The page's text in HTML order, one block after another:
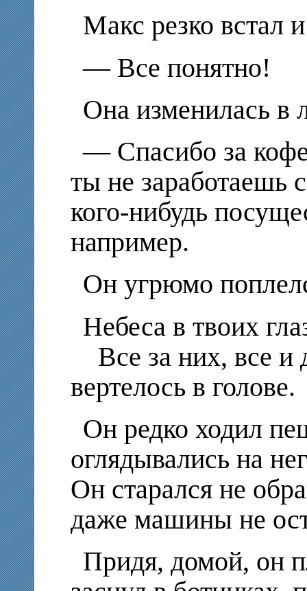
Макс резко встал
— Все понятно!
Она изменилась в
— Спасибо за
ты не заработаешь
кого-нибудь
например.
Он угрюмо
Небеса в твоих
Все за них, все
вертелось в голове.
Он редко ходил
оглядывались на
Он старался не
даже машины не
Придя, домой, он